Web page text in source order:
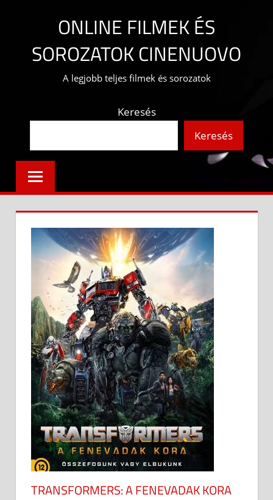
content
ONLINE FILMEK ÉS
SOROZATOK CINENUOVO
A legjobb teljes filmek és sorozatok
Keresés
Keresés
TRANSFORMERS: A FENEVADAK KORA